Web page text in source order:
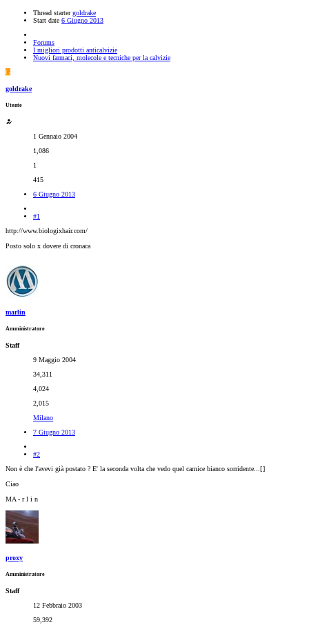
Thread starter goldrake
Start date 6 Giugno 2013
Forums
I migliori prodotti anticalvizie
Nuovi farmaci, molecole e tecniche per la calvizie
G
goldrake
Utente
1 Gennaio 2004
1,086
1
415
6 Giugno 2013
#1
http://www.biologixhair.com/
Posto solo x dovere di cronaca
marlin
Amministratore
Staff
9 Maggio 2004
34,311
4,024
2,015
Milano
7 Giugno 2013
#2
Non è che l'avevi già postato ? E' la seconda volta che vedo quel camice bianco sorridente...[]
Ciao
MA - r l i n
proxy
Amministratore
Staff
12 Febbraio 2003
59,392